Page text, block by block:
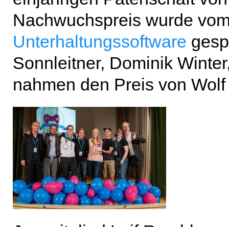
Nachwuchspreis wurde
Unterhaltungssoftware
Sonnleitner, Dominik
nahmen den Preis von